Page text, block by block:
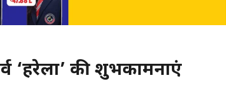
‘हरेला’ की शुभकामनाएं